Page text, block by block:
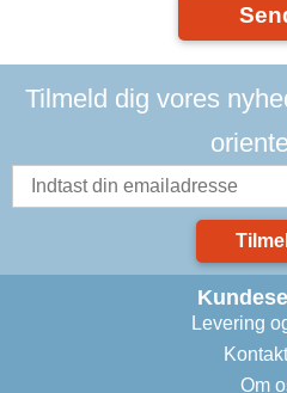
Tilmeld dig vores
Levering
Om